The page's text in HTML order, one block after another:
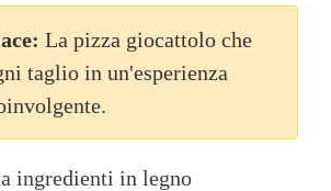
La pizza giocattolo che
taglio in un'esperienza
ingredienti in legno